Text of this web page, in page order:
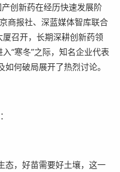
创新药在经历快速发展阶
商报社、深蓝媒体智库联合
厦召开，长期深耕创新药领
“寒冬”之际，知名企业代表
何破局展开了热烈讨论。
态，好苗需要好土壤，这一